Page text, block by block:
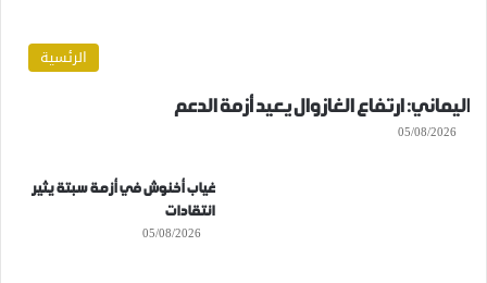
الرئسية
اليماني: ارتفاع الغازوال يعيد أزمة الدعم
05/08/2026
غياب أخنوش في أزمة سبتة يثير
انتقادات
05/08/2026